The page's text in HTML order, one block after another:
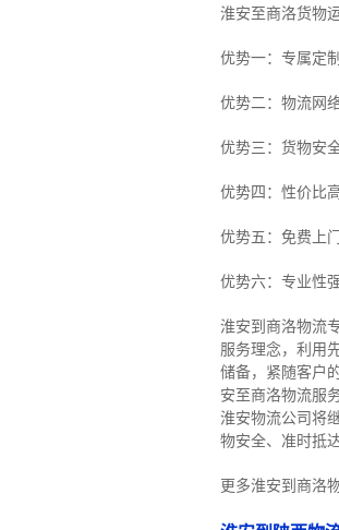
淮安至商洛货物
优势一：专属定
优势二：物流网
优势三：货物安
优势四：性价比
优势五：免费上
优势六：专业性
淮安到商洛物流
服务理念，利用
储备，紧随客户
安至商洛物流服务
淮安物流公司将
物安全、准时抵
更多淮安到商洛